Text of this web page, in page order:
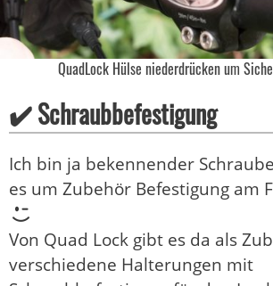
QuadLock Hülse niederdrücken um
✔️ Schraubbefestigung
Ich bin ja bekennender
es um Zubehör Befestigung am
Von Quad Lock gibt es da als
verschiedene Halterungen mit